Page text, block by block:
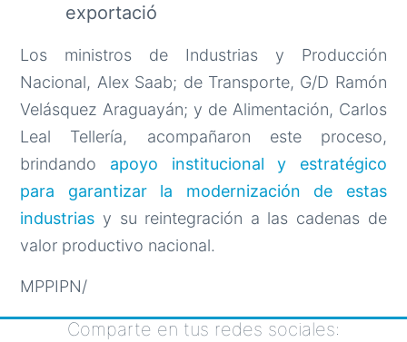
exportació
Los ministros de Industrias y Producción
Nacional, Alex Saab; de Transporte, G/D Ramón
Velásquez Araguayán; y de Alimentación, Carlos
Leal Tellería, acompañaron este proceso,
brindando apoyo institucional y estratégico
para garantizar la modernización de estas
industrias y su reintegración a las cadenas de
valor productivo nacional.
MPPIPN/
Comparte en tus redes sociales: